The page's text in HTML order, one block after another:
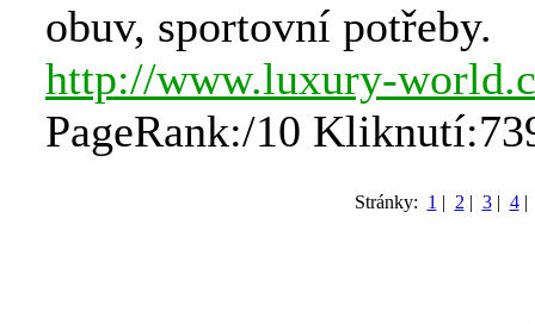
obuv, sportovní potřeby.
http://www.luxury-
PageRank:/10
Stránky: 1 | 2 | 3| 4